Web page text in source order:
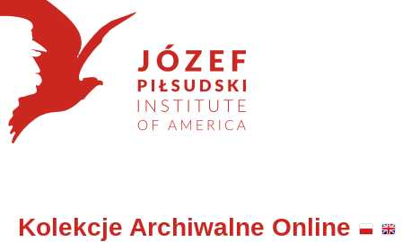
Kolekcje Archiwalne Online